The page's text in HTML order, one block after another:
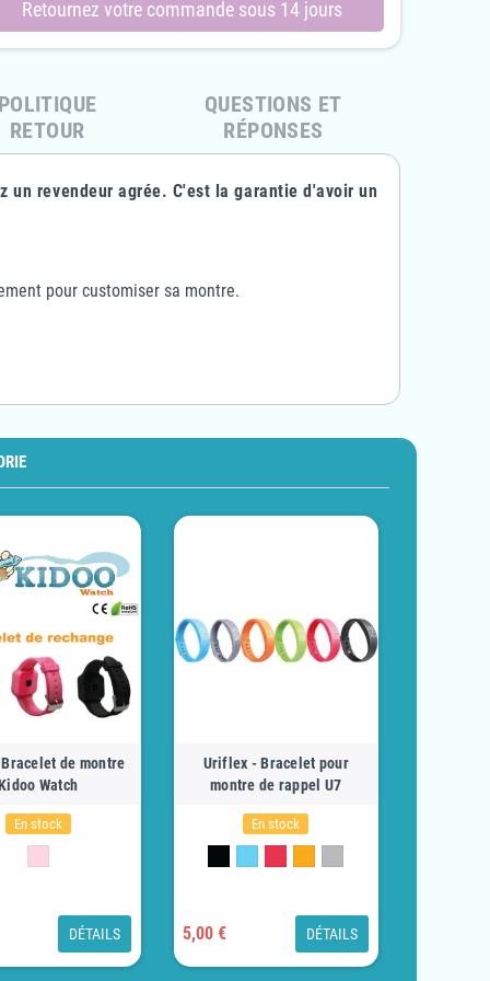
éclairs en éponge -
1041 - Adulte Unisexe
€ 90,00 € -10%
- 1070 - Enfant Garçon & Fille
31,55 € 63,10 €
Retournez votre commande sous 14 jours
RETOUR
QUESTIONS ET
RÉPONSES
un revendeur agrée. C'est la garantie d'avoir un
pour customiser sa montre.
de montre
Watch
En stock
DÉTAILS
Uriflex - Bracelet pour
montre de rappel U7
En stock
5,00 € DÉTAILS